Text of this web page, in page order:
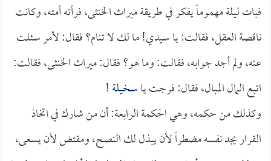
فبات ليلة مهموماً يفكر في طريقة ميراث الخنثى، فرأته أمته، وكانت
ناقصة العقل، فقالت: يا سيدي! ما لك لا تنام؟ فقال: لأمر سئلت
عنه، ولم أجد جوابه، فقالت: وما هو؟ فقال: ميراث الخنثى، فقالت:
اتبع المال المبال، فقال: فرجت ياسخيلة!
وكذلك من حكمه، وهي الحكمة الرابعة: أن من شارك في اتخاذ
القرار يجد نفسه مضطراً لأن يبذل لك النصح، ومقتض لأن يسعى،